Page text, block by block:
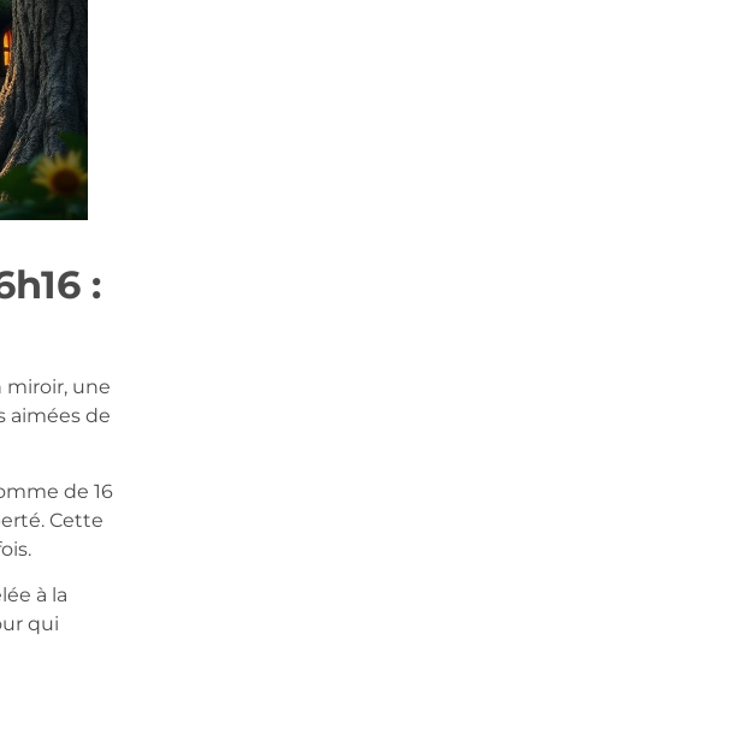
:
miroir, une
aimées de
de 16
Cette
à la
qui